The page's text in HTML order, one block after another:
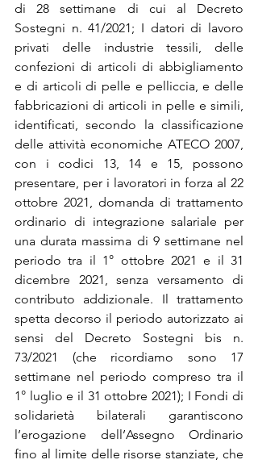
di 28 settimane di cui al Decreto
Sostegni n. 41/2021; I datori di lavoro
privati delle industrie tessili, delle
confezioni di articoli di abbigliamento
e di articoli di pelle e pelliccia, e delle
fabbricazioni di articoli in pelle e simili,
identificati, secondo la classificazione
delle attività economiche ATECO 2007,
con i codici 13, 14 e 15, possono
presentare, per i lavoratori in forza al 22
ottobre 2021, domanda di trattamento
ordinario di integrazione salariale per
una durata massima di 9 settimane nel
periodo tra il 1° ottobre 2021 e il 31
dicembre 2021, senza versamento di
contributo addizionale. Il trattamento
spetta decorso il periodo autorizzato ai
sensi del Decreto Sostegni bis n.
73/2021 (che ricordiamo sono 17
settimane nel periodo compreso tra il
1° luglio e il 31 ottobre 2021); I Fondi di
solidarietà bilaterali garantiscono
l’erogazione dell’Assegno Ordinario
fino al limite delle risorse stanziate, che